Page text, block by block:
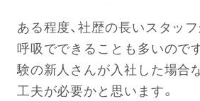
ある程度、社歴の長いスタッ
呼吸でできることも多いので
験の新人さんが入社した場合
工夫が必要かと思います。